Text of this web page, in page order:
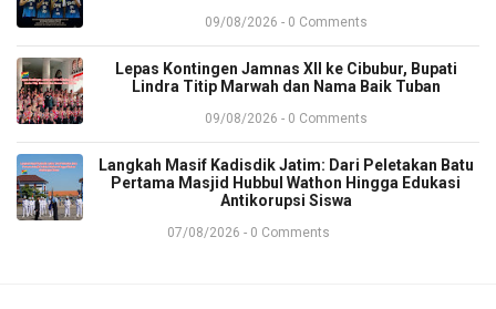
09/08/2026 - 0 Comments
​Lepas Kontingen Jamnas XII ke Cibubur, Bupati
Lindra Titip Marwah dan Nama Baik Tuban
09/08/2026 - 0 Comments
​Langkah Masif Kadisdik Jatim: Dari Peletakan Batu
Pertama Masjid Hubbul Wathon Hingga Edukasi
Antikorupsi Siswa
07/08/2026 - 0 Comments